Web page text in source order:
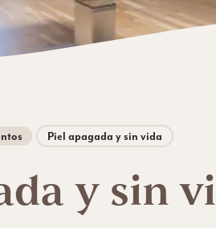
Piel apagada y sin vida
y sin